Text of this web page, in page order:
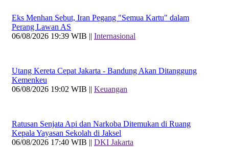
Eks Menhan Sebut, Iran Pegang "Semua Kartu" dalam
Perang Lawan AS
06/08/2026 19:39 WIB || Internasional
Utang Kereta Cepat Jakarta - Bandung Akan Ditanggung
Kemenkeu
06/08/2026 19:02 WIB || Keuangan
Ratusan Senjata Api dan Narkoba Ditemukan di Ruang
Kepala Yayasan Sekolah di Jaksel
06/08/2026 17:40 WIB || DKI Jakarta